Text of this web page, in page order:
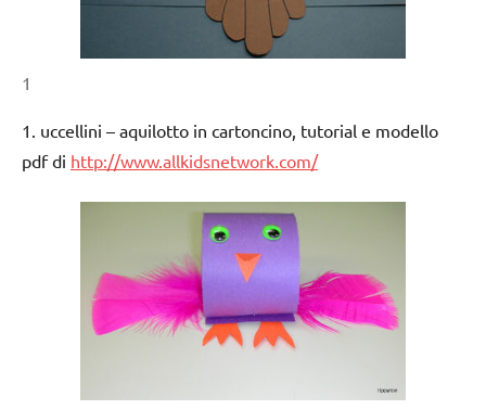
1
1. uccellini – aquilotto in cartoncino, tutorial e modello
pdf di http://www.allkidsnetwork.com/